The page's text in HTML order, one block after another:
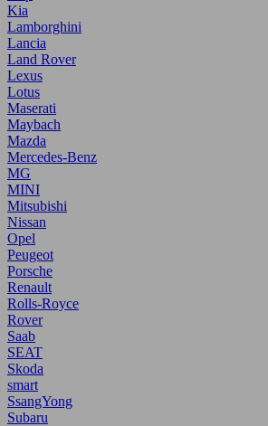
Kia
Lamborghini
Lancia
Land Rover
Lexus
Lotus
Maserati
Maybach
Mazda
Mercedes-Benz
MG
MINI
Mitsubishi
Nissan
Opel
Peugeot
Porsche
Renault
Rolls-Royce
Rover
Saab
SEAT
Skoda
smart
SsangYong
Subaru